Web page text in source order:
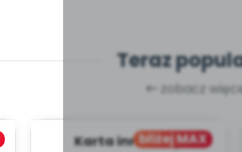
Teraz
zobacz
bliżej MAX
Karta innowacji